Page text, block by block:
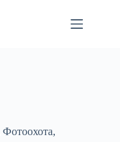
Фотоохота,